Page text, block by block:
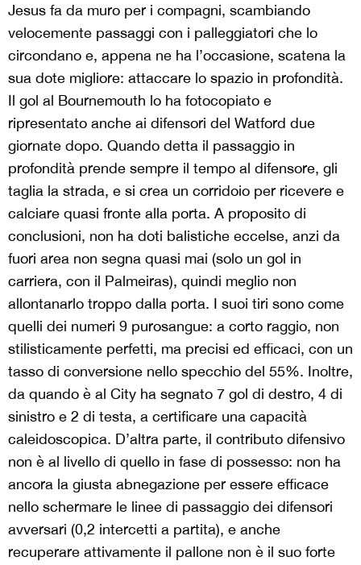
Jesus fa da muro per i compagni, scambiando
velocemente passaggi con i palleggiatori che lo
circondano e, appena ne ha l’occasione, scatena la
sua dote migliore: attaccare lo spazio in profondità.
Il gol al Bournemouth lo ha fotocopiato e
ripresentato anche ai difensori del Watford due
giornate dopo. Quando detta il passaggio in
profondità prende sempre il tempo al difensore, gli
taglia la strada, e si crea un corridoio per ricevere e
calciare quasi fronte alla porta. A proposito di
conclusioni, non ha doti balistiche eccelse, anzi da
fuori area non segna quasi mai (solo un gol in
carriera, con il Palmeiras), quindi meglio non
allontanarlo troppo dalla porta. I suoi tiri sono come
quelli dei numeri 9 purosangue: a corto raggio, non
stilisticamente perfetti, ma precisi ed efficaci, con un
tasso di conversione nello specchio del 55%. Inoltre,
da quando è al City ha segnato 7 gol di destro, 4 di
sinistro e 2 di testa, a certificare una capacità
caleidoscopica. D’altra parte, il contributo difensivo
non è al livello di quello in fase di possesso: non ha
ancora la giusta abnegazione per essere efficace
nello schermare le linee di passaggio dei difensori
avversari (0,2 intercetti a partita), e anche
recuperare attivamente il pallone non è il suo forte